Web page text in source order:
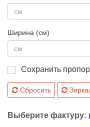
Ширина (см)
Сохранить
Сбросить
Выберите фактуру: